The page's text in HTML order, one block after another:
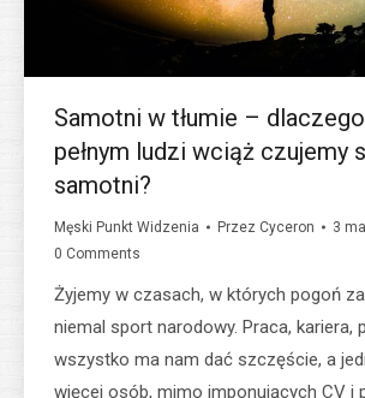
Samotni w tłumie –
pełnym ludzi wciąż czujemy
samotni?
Męski Punkt Widzenia Przez Cyceron
3
0 Comments
Żyjemy w czasach, w których pogoń
niemal sport narodowy. Praca, kariera,
wszystko ma nam dać szczęście, a
więcej osób, mimo imponujących CV i